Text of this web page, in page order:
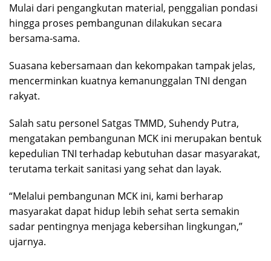
Mulai dari pengangkutan material, penggalian pondasi
hingga proses pembangunan dilakukan secara
bersama-sama.
Suasana kebersamaan dan kekompakan tampak jelas,
mencerminkan kuatnya kemanunggalan TNI dengan
rakyat.
Salah satu personel Satgas TMMD, Suhendy Putra,
mengatakan pembangunan MCK ini merupakan bentuk
kepedulian TNI terhadap kebutuhan dasar masyarakat,
terutama terkait sanitasi yang sehat dan layak.
“Melalui pembangunan MCK ini, kami berharap
masyarakat dapat hidup lebih sehat serta semakin
sadar pentingnya menjaga kebersihan lingkungan,”
ujarnya.